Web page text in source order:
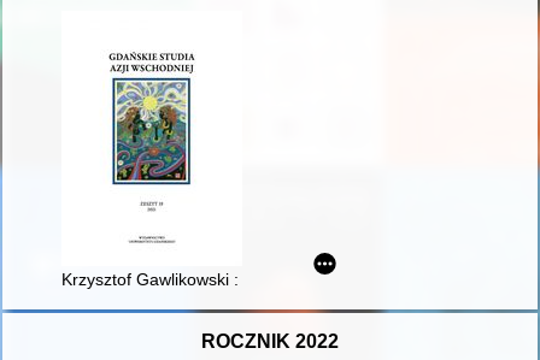
Krzysztof Gawlikowski : (1940–2021)
ROCZNIK 2022